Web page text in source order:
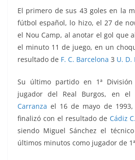
El primero de sus 43 goles en la
fútbol español, lo hizo, el 27 de
el Nou Camp, al anotar el gol que
el minuto 11 de juego, en un
resultado de F. C. Barcelona 3 U. D.
Su último partido en 1ª
jugador del Real Burgos, en el
Carranzael 16 de mayo de
finalizó con el resultado de Cádiz
siendo Miguel Sánchez el
últimos minutos como jugador de